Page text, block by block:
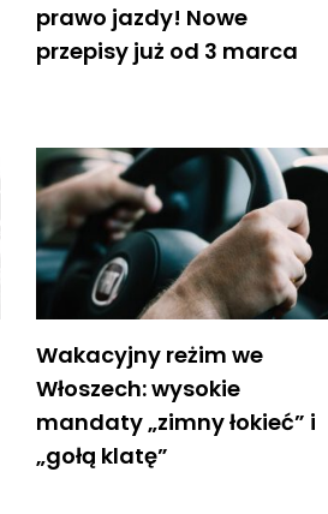
prawo jazdy! Nowe
przepisy już od 3 marca
Wakacyjny reżim we
Włoszech: wysokie
mandaty „zimny łokieć” i
„gołą klatę”